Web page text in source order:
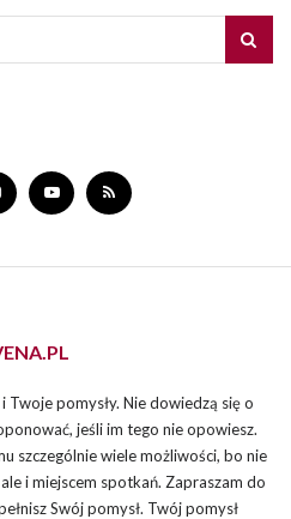
Twoje pomysły. Nie dowiedzą się o
jeśli im tego nie opowiesz.
szczególnie wiele możliwości, bo nie
i miejscem spotkań. Zapraszam do
Swój pomysł. Twój pomysł